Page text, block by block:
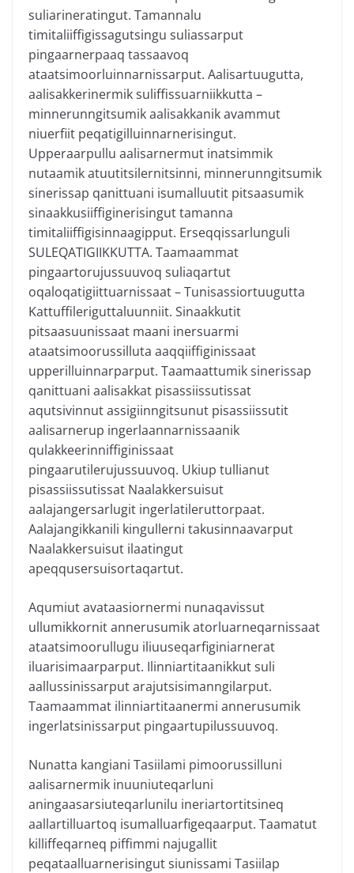
suliarineratingut. Tamannalu
timitaliiffigissagutsingu suliassarput
pingaarnerpaaq tassaavoq
ataatsimoorluinnarnissarput. Aalisartuugutta,
aalisakkerinermik suliffissuarniikkutta –
minnerunngitsumik aalisakkanik avammut
niuerfiit peqatigilluinnarnerisingut.
Upperaarpullu aalisarnermut inatsimmik
nutaamik atuutitsilernitsinni, minnerunngitsumik
sinerissap qanittuani isumalluutit pitsaasumik
sinaakkusiiffiginerisingut tamanna
timitaliiffigisinnaagipput. Erseqqissarlunguli
SULEQATIGIIKKUTTA. Taamaammat
pingaartorujussuuvoq suliaqartut
oqaloqatigiittuarnissaat – Tunisassiortuugutta
Kattuffileriguttaluunniit. Sinaakkutit
pitsaasuunissaat maani inersuarmi
ataatsimoorussilluta aaqqiiffiginissaat
upperilluinnarparput. Taamaattumik sinerissap
qanittuani aalisakkat pisassiissutissat
aqutsivinnut assigiinngitsunut pisassiissutit
aalisarnerup ingerlaannarnissaanik
qulakkeerinniffiginissaat
pingaarutilerujussuuvoq. Ukiup tullianut
pisassiissutissat Naalakkersuisut
aalajangersarlugit ingerlatileruttorpaat.
Aalajangikkanili kingullerni takusinnaavarput
Naalakkersuisut ilaatingut
apeqqusersuisortaqartut.
Aqumiut avataasiornermi nunaqavissut
ullumikkornit annerusumik atorluarneqarnissaat
ataatsimoorullugu iliuuseqarfiginiarnerat
iluarisimaarparput. Ilinniartitaanikkut suli
aallussinissarput arajutsisimanngilarput.
Taamaammat ilinniartitaanermi annerusumik
ingerlatsinissarput pingaartupilussuuvoq.
Nunatta kangiani Tasiilami pimoorussilluni
aalisarnermik inuuniuteqarluni
aningaasarsiuteqarlunilu ineriartortitsineq
aallartilluartoq isumalluarfigeqaarput. Taamatut
killiffeqarneq piffimmi najugallit
peqataalluarnerisingut siunissami Tasiilap